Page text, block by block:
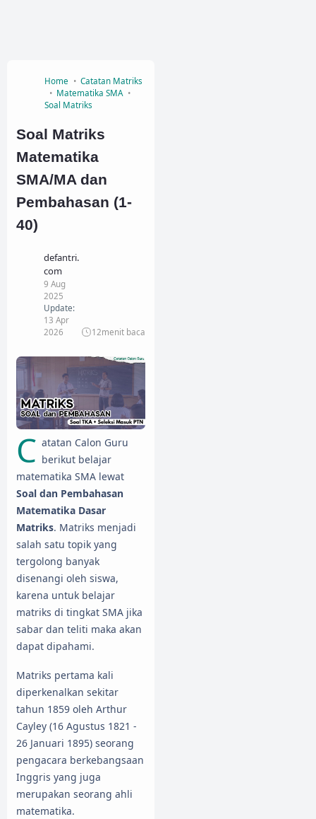
Home
Catatan Matriks
Matematika SMA
Soal Matriks
Soal Matriks
Matematika
SMA/MA dan
Pembahasan (1-
40)
defantri.
com
9 Aug
2025
Update:
13 Apr
2026
12menit baca
C atatan Calon Guru
berikut belajar
matematika SMA lewat
Soal dan Pembahasan
Matematika Dasar
Matriks. Matriks menjadi
salah satu topik yang
tergolong banyak
disenangi oleh siswa,
karena untuk belajar
matriks di tingkat SMA jika
sabar dan teliti maka akan
dapat dipahami.
Matriks pertama kali
diperkenalkan sekitar
tahun 1859 oleh Arthur
Cayley (16 Agustus 1821 -
26 Januari 1895) seorang
pengacara berkebangsaan
Inggris yang juga
merupakan seorang ahli
matematika.